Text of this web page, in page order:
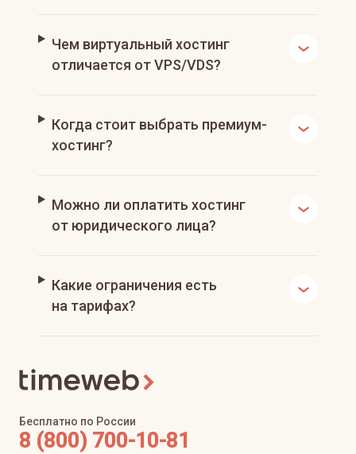
Чем виртуальный хостинг
отличается от VPS/VDS?
Когда стоит выбрать премиум-
хостинг?
Можно ли оплатить хостинг
от юридического лица?
Какие ограничения есть
на тарифах?
Бесплатно по России
8 (800) 700-10-81